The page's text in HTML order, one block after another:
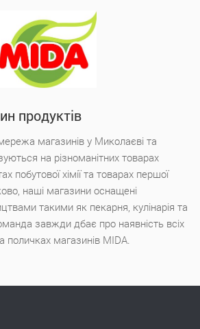
продуктів
магазинів у Миколаєві та
на різноманітних товарах
побутової хімії та товарах першої
наші магазини оснащені
такими як пекарня, кулінарія та
завжди дбає про наявність всіх
поличках магазинів MIDA.